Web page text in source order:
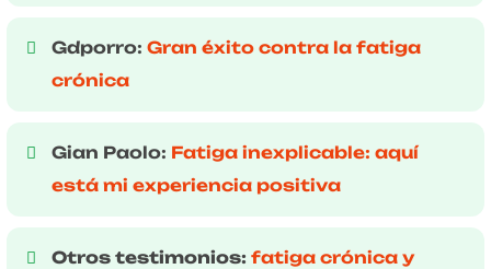
Gdporro:Gran éxito contra la fatiga
crónica
Gian Paolo: Fatiga inexplicable: aquí
está mi experiencia positiva
Otros testimonios:fatiga crónica y